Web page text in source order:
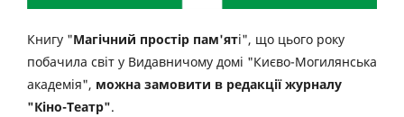
Книгу "Магічний простір пам'яті", що цього року
побачила світ у Видавничому домі "Києво-Могилянська
академія", можна замовити в редакції журналу
"Кіно-Театр".